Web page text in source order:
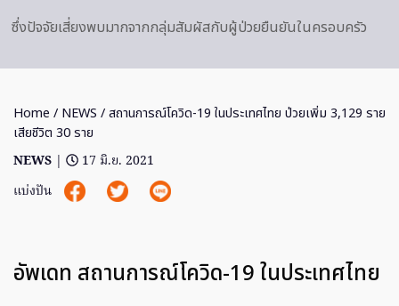
ซึ่งปัจจัยเสี่ยงพบมากจากกลุ่มสัมผัสกับผู้ป่วยยืนยันในครอบครัว
Home / NEWS / สถานการณ์โควิด-19 ในประเทศไทย ป่วยเพิ่ม 3,129 ราย
เสียชีวิต 30 ราย
NEWS |
17 มิ.ย. 2021
แบ่งปัน
อัพเดท สถานการณ์โควิด-19 ในประเทศไทย